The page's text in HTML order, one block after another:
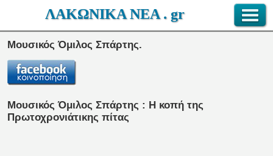
ΛΑΚΩΝΙΚΑ ΝΕΑ . gr
Μουσικός Όμιλος Σπάρτης.
Μουσικός Όμιλος Σπάρτης : H κοπή της
Πρωτοχρονιάτικης πίτας